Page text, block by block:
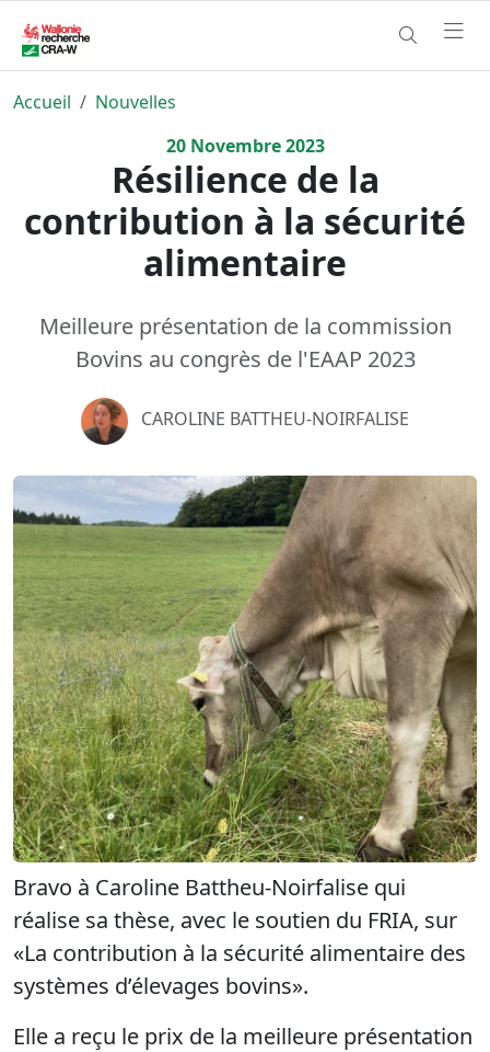
Accueil
Nouvelles
20Novembre2023
Résilience de la
contribution à la sécurité
alimentaire
Meilleure présentation de la commission
Bovins au congrès de l'EAAP 2023
CAROLINE BATTHEU-NOIRFALISE
Bravo à Caroline Battheu-Noirfalise qui
réalise sa thèse, avec le soutien du FRIA, sur
«La contribution à la sécurité alimentaire des
systèmes d’élevages bovins».
Elle a reçu le prix de la meilleure présentation